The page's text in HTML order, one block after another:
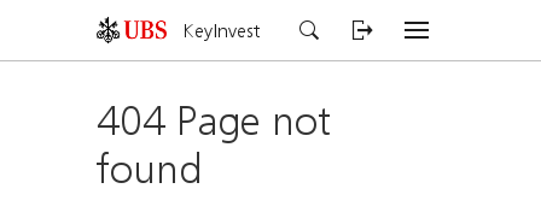
KeyInvest
404 Page not
found